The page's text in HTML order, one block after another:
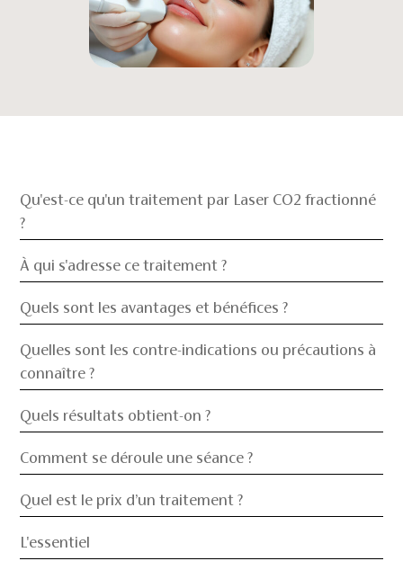
Qu'est-ce qu'un traitement par Laser CO2 fractionné
?
À qui s'adresse ce traitement ?
Quels sont les avantages et bénéfices ?
Quelles sont les contre-indications ou précautions à
connaître ?
Quels résultats obtient-on ?
Comment se déroule une séance ?
Quel est le prix d’un traitement ?
L'essentiel